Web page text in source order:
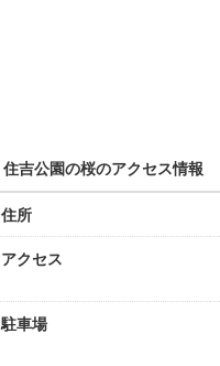
住吉公園の桜のアクセス情報
住所
アクセス
駐車場